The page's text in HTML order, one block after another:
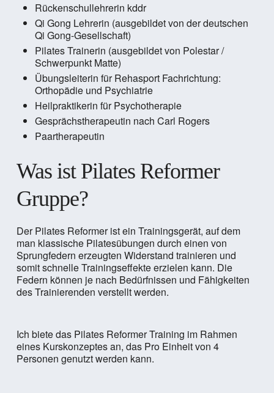
Rückenschullehrerin kddr
Qi Gong Lehrerin (ausgebildet von der deutschen
Qi Gong-Gesellschaft)
Pilates Trainerin (ausgebildet von Polestar /
Schwerpunkt Matte)
Übungsleiterin für Rehasport Fachrichtung:
Orthopädie und Psychiatrie
Heilpraktikerin für Psychotherapie
Gesprächstherapeutin nach Carl Rogers
Paartherapeutin
Was ist Pilates Reformer
Gruppe?
Der Pilates Reformer ist ein Trainingsgerät, auf dem
man klassische Pilatesübungen durch einen von
Sprungfedern erzeugten Widerstand trainieren und
somit schnelle Trainingseffekte erzielen kann. Die
Federn können je nach Bedürfnissen und Fähigkeiten
des Trainierenden verstellt werden.
Ich biete das Pilates Reformer Training im Rahmen
eines Kurskonzeptes an, das Pro Einheit von 4
Personen genutzt werden kann.